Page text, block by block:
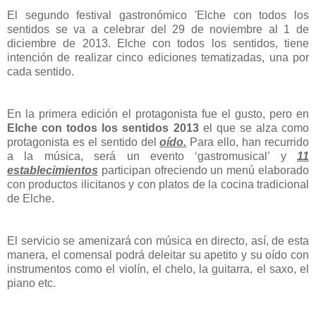
El segundo festival gastronómico 'Elche con todos los
sentidos se va a celebrar del 29 de noviembre al 1 de
diciembre de 2013. Elche con todos los sentidos, tiene
intención de realizar cinco ediciones tematizadas, una por
cada sentido.
En la primera edición el protagonista fue el gusto, pero en
Elche con todos los sentidos 2013el que se alza como
protagonista es el sentido deloído. Para ello, han recurrido
a la música, será un evento ‘gastromusical’ y 11
establecimientos participan ofreciendo un menú elaborado
con productos ilicitanos y con platos de la cocina tradicional
de Elche.
El servicio se amenizará con música en directo, así, de esta
manera, el comensal podrá deleitar su apetito y su oído con
instrumentos como el violín, el chelo, la guitarra, el saxo, el
piano etc.